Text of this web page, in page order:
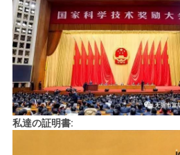
私達の証明書: